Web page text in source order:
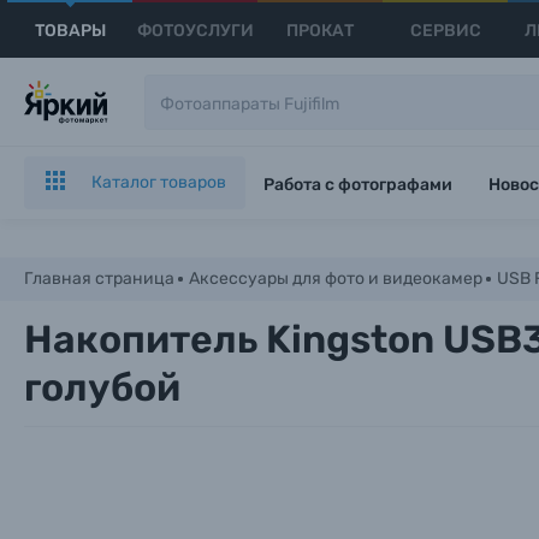
ТОВАРЫ ФОТОУСЛУГИ ПРОКАТ СЕРВИС
Каталог товаров Работа с фотографами
Главная страница Аксессуары для фото и видеокамер USB
Накопитель Kingston
голубой